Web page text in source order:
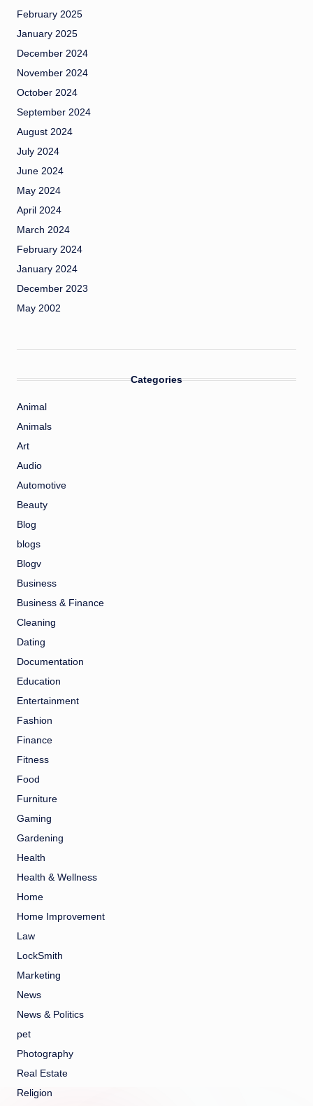
February 2025
January 2025
December 2024
November 2024
October 2024
September 2024
August 2024
July 2024
June 2024
May 2024
April 2024
March 2024
February 2024
January 2024
December 2023
May 2002
Categories
Animal
Animals
Art
Audio
Automotive
Beauty
Blog
blogs
Blogv
Business
Business & Finance
Cleaning
Dating
Documentation
Education
Entertainment
Fashion
Finance
Fitness
Food
Furniture
Gaming
Gardening
Health
Health & Wellness
Home
Home Improvement
Law
LockSmith
Marketing
News
News & Politics
pet
Photography
Real Estate
Religion